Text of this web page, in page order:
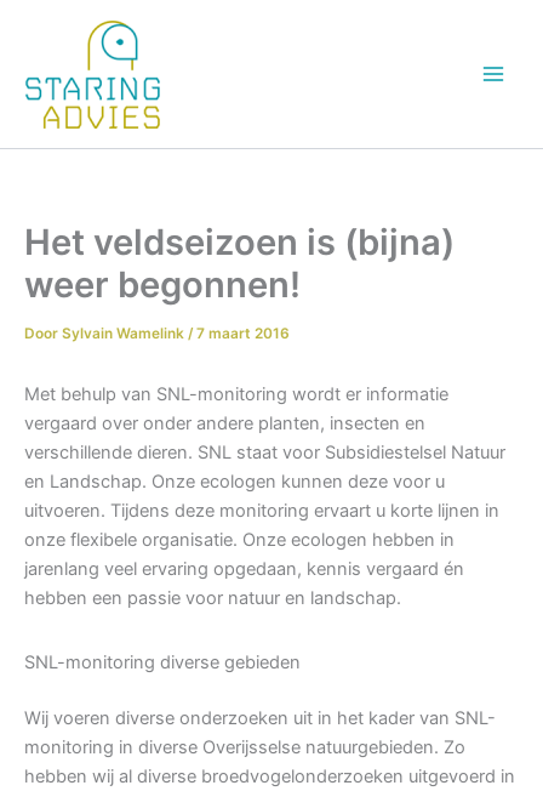
inhoud
Het veldseizoen is (bijna)
weer begonnen!
Door Sylvain Wamelink /7 maart 2016
Met behulp van SNL-monitoring wordt er informatie
vergaard over onder andere planten, insecten en
verschillende dieren. SNL staat voor Subsidiestelsel Natuur
en Landschap. Onze ecologen kunnen deze voor u
uitvoeren. Tijdens deze monitoring ervaart u korte lijnen in
onze flexibele organisatie. Onze ecologen hebben in
jarenlang veel ervaring opgedaan, kennis vergaard én
hebben een passie voor natuur en landschap.
SNL-monitoring diverse gebieden
Wij voeren diverse onderzoeken uit in het kader van SNL-
monitoring in diverse Overijsselse natuurgebieden. Zo
hebben wij al diverse broedvogelonderzoeken uitgevoerd in